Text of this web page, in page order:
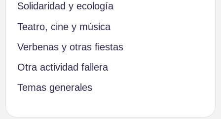
Solidaridad y ecología
Teatro, cine y música
Verbenas y otras fiestas
Otra actividad fallera
Temas generales